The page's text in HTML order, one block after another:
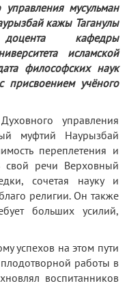
управления мусульман
кажы Таганулы
кафедры
исламской
философских наук
присвоением учёного
управления
муфтий Наурызбай
переплетения и
свой речи Верховный
сочетая науку и
религии. Он также
больших усилий,
успехов на этом пути
работы в
воспитанников